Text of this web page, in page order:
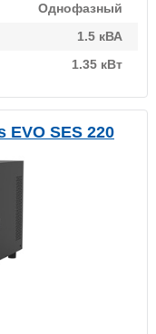
Однофазный
1.5 кВА
1.35 кВт
SES 220